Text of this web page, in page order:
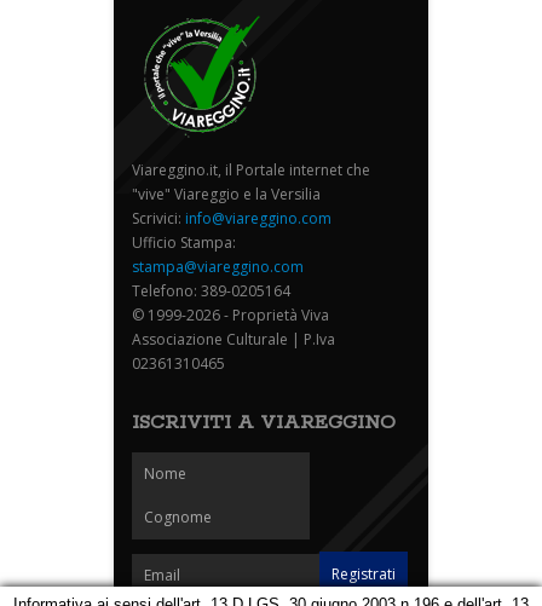
Viareggino.it, il Portale internet che
"vive" Viareggio e la Versilia
Scrivici: info@viareggino.com
Ufficio Stampa:
stampa@viareggino.com
Telefono: 389-0205164
© 1999-2026 - Proprietà Viva
Associazione Culturale | P.Iva
02361310465
ISCRIVITI A VIAREGGINO